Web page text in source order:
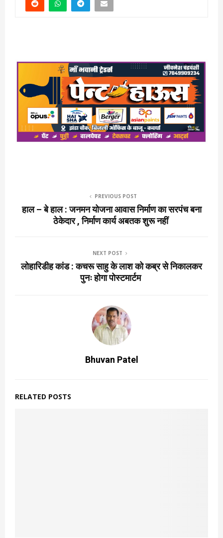
PREVIOUS POST
हाल – बे हाल : जनमन योजना आवास निर्माण का सरपंच बना
ठेकेदार , निर्माण कार्य अबतक शुरू नहीं
NEXT POST
लोहारिडीह कांड : कचरू साहु के लाश को कब्र से निकालकर
पुनः होगा पोस्टमार्टम
Bhuvan Patel
RELATED POSTS